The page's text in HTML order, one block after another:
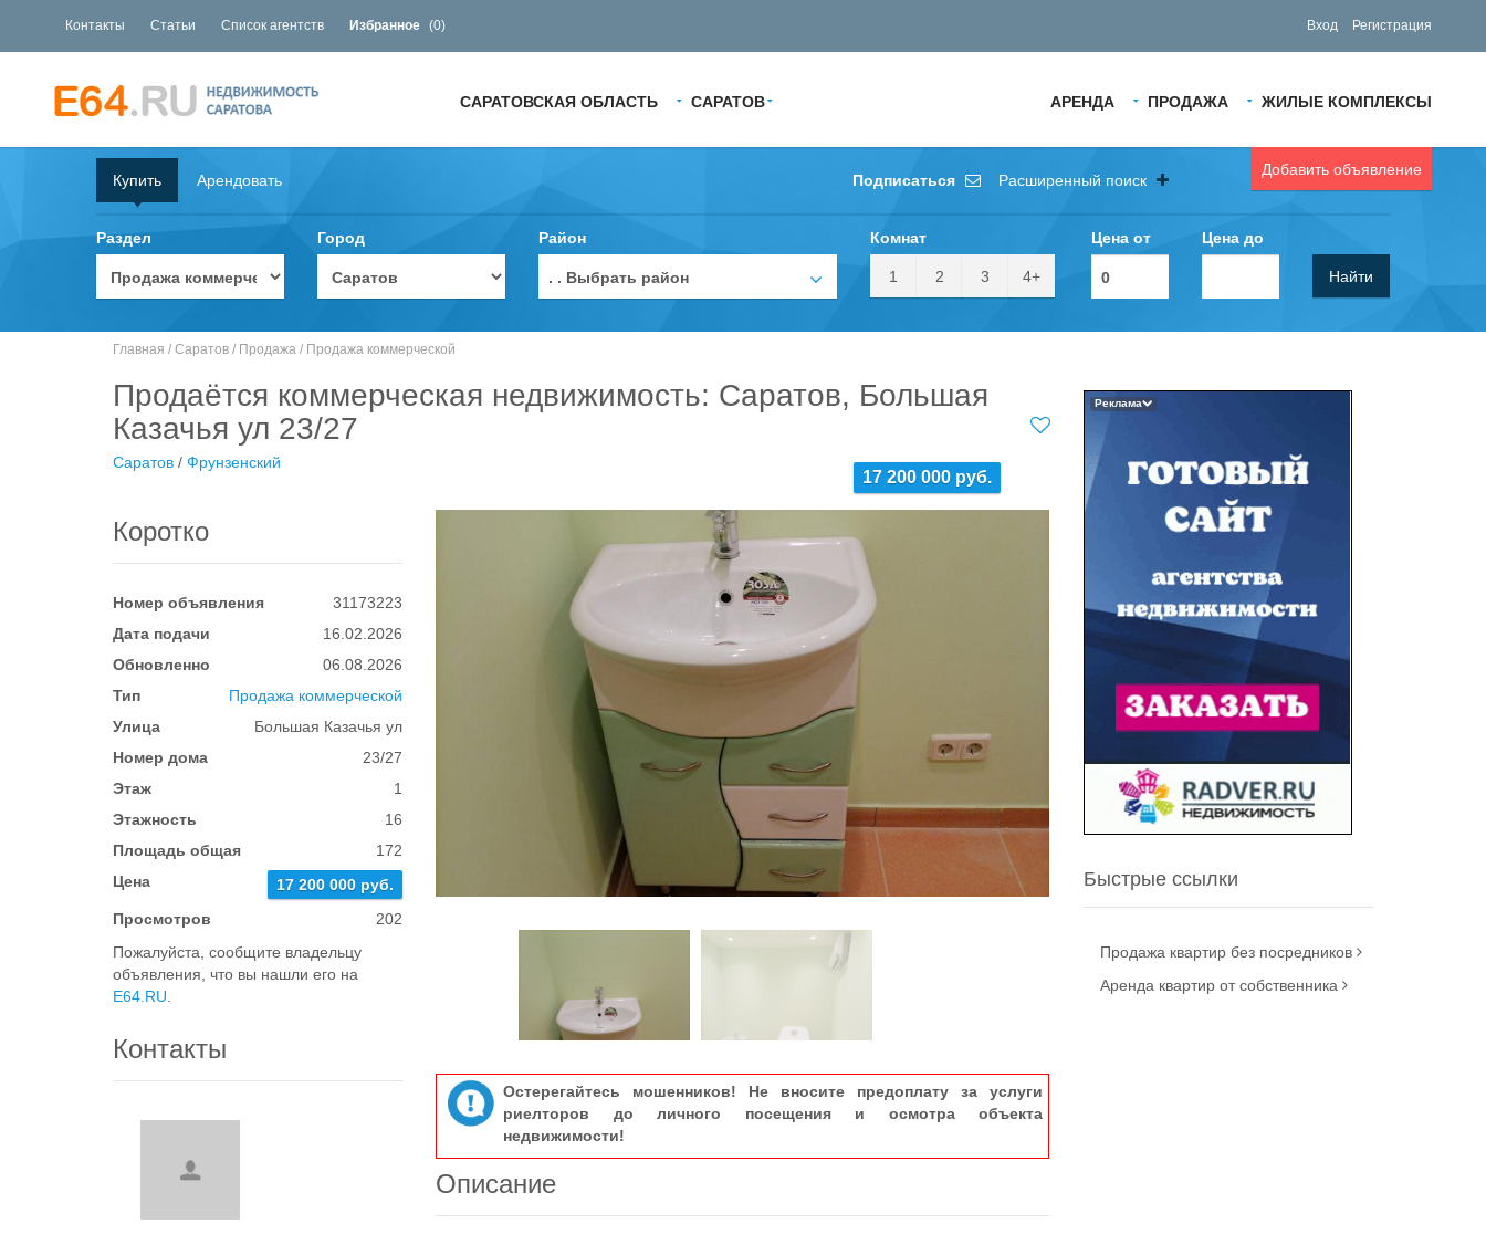
Контакты Статьи Список агентств Избранное (0) Вход Регистрация
АРЕНДА ПРОДАЖА ЖИЛЫЕ КОМПЛЕКСЫ
САРАТОВСКАЯ ОБЛАСТЬ САРАТОВ
Добавить объявление
Купить Арендовать Подписаться Расширенный поиск
Раздел Город Район
. . Выбрать район
Комнат
1 2 3 4+
Цена от Цена до
Найти
Главная / Саратов / Продажа / Продажа коммерческой
Продаётся коммерческая недвижимость: Саратов, Большая
Казачья ул 23/27
17 200 000 руб.
Саратов / Фрунзенский
Коротко
Номер объявления
31173223
Дата подачи
16.02.2026
Обновленно
06.08.2026
Тип
Продажа коммерческой
Улица
Большая Казачья ул
Номер дома
23/27
Этаж
1
Этажность
16
Площадь общая
172
Цена
17 200 000 руб.
Просмотров
202
Пожалуйста, сообщите владельцу
объявления, что вы нашли его на
E64.RU
Контакты
Остерегайтесь мошенников! Не вносите предоплату за услуги
риелторов до личного посещения и осмотра объекта
недвижимости!
Описание
Реклама
Быстрые ссылки
Продажа квартир без посредников
Аренда квартир от собственника